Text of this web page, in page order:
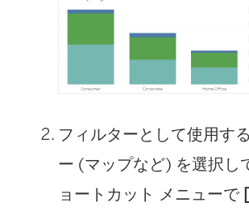
フィルターとして使用す
ー (マップなど) を選択し
ョートカット メニューで